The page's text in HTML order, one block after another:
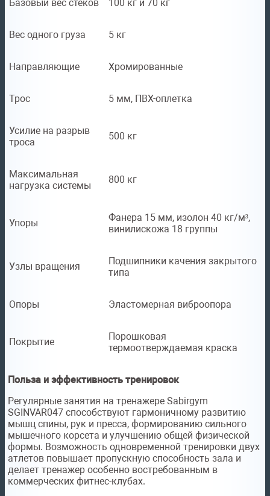
Базовый вес стеков 100 кг и 70 кг
Вес одного груза 5 кг
Направляющие Хромированные
Трос 5 мм, ПВХ-оплетка
Усилие на разрыв
троса
500 кг
Максимальная
нагрузка системы
800 кг
Упоры
Фанера 15 мм, изолон 40 кг/м³,
винилискожа 18 группы
Узлы вращения
Подшипники качения закрытого
типа
Опоры Эластомерная виброопора
Покрытие
Порошковая
термоотверждаемая краска
Польза и эффективность тренировок
Регулярные занятия на тренажере Sabirgym
SGINVAR047 способствуют гармоничному развитию
мышц спины, рук и пресса, формированию сильного
мышечного корсета и улучшению общей физической
формы. Возможность одновременной тренировки двух
атлетов повышает пропускную способность зала и
делает тренажер особенно востребованным в
коммерческих фитнес-клубах.